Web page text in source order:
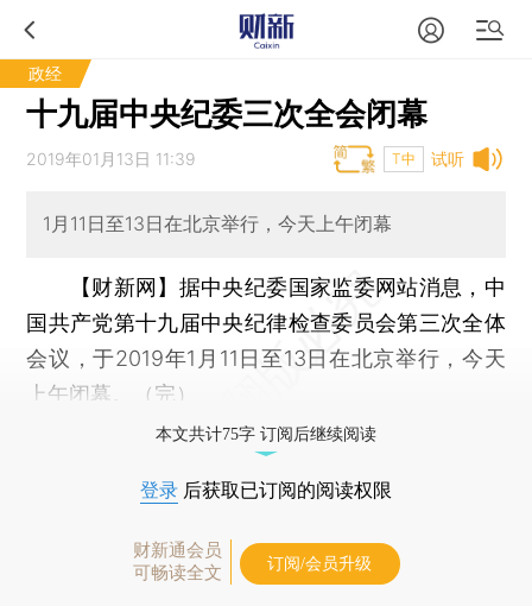
政经
十九届中央纪委三次全会闭幕
试听
2019年01月13日 11:39 T中
1月11日至13日在北京举行，今天上午闭幕
【财新网】 据中央纪委国家监委网站消息，中
国共产党第十九届中央纪律检查委员会第三次全体
会议，于2019年1月11日至13日在北京举行，今天
上午闭幕。（完）
本文共计75字 订阅后继续阅读
登录 后获取已订阅的阅读权限
财新通会员
可畅读全文
订阅/会员升级